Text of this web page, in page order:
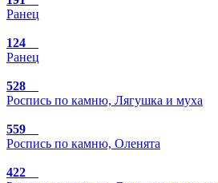
Ранец
124
Ранец
528
Роспись по камню, Лягушка и муха
559
Роспись по камню, Оленята
422